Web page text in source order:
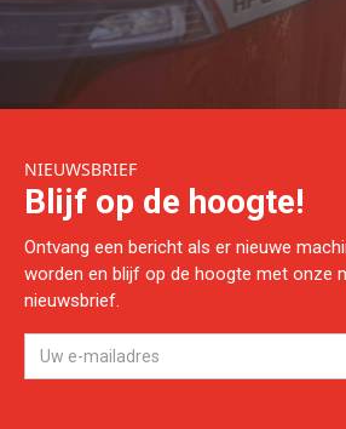
NIEUWSBRIEF
Blijf op de hoogte!
Ontvang een bericht als er nieuwe
worden en blijf op de hoogte met onze
nieuwsbrief.